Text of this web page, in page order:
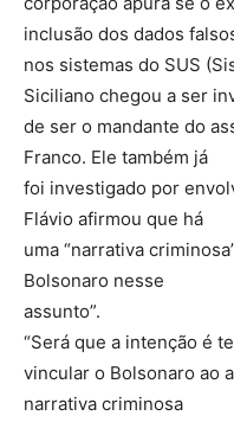
inclusão dos dados
nos sistemas do SUS
Siciliano chegou a ser
de ser o mandante do
Franco. Ele também já
foi investigado por
Flávio afirmou que há
uma “narrativa
Bolsonaro nesse
assunto”.
“Será que a intenção é
vincular o Bolsonaro ao
narrativa criminosa